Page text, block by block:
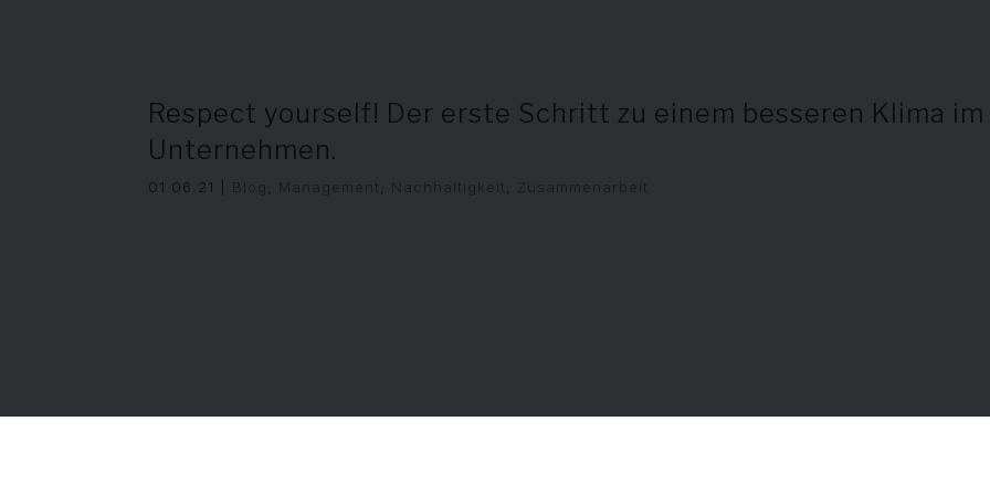
Respect yourself! Der erste Schritt zu einem besseren Klima im
Unternehmen.
01.06.21 Blog Management Nachhaltigkeit Zusammenarbeit